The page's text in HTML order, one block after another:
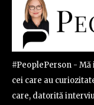
#PeoplePerson - Mă
cei care au
care, datorită